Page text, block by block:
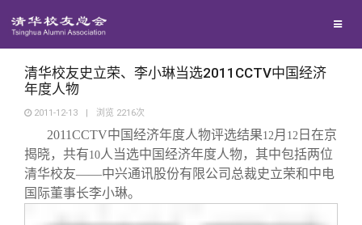
地区联络
年级联络
院系校友工作
回馈母校
捐赠项目
捐赠新闻
媒体平台
《清华校友通讯》
百年清华
清华校友史立荣、李小琳当选2011CCTV中国经济
年度人物
2011-12-13 | 浏览 2216次
2011CCTV中国经济年度人物评选结果12月 12 日在京
揭晓，共有10人当选中国经济年度人物，其中包括两位
清华校友——中兴通讯股份有限公司总裁史立荣和中电
国际董事长李小琳。